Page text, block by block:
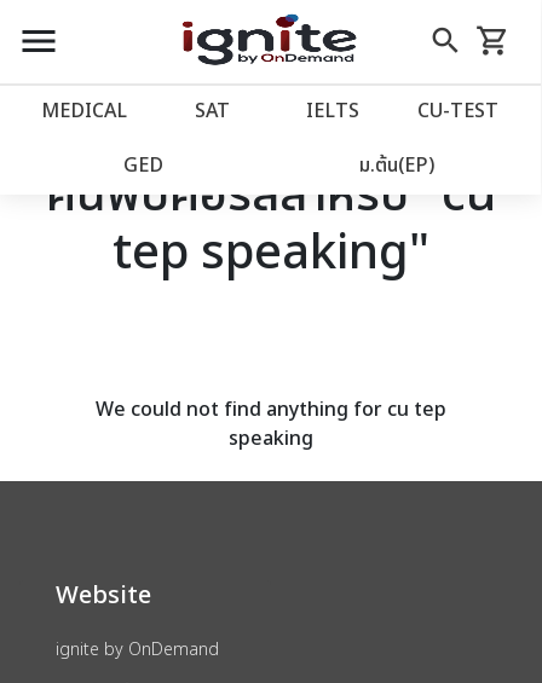
close
account_balance หน้าแรก
เว็บไซต์อิกไนท์
โปรโมชั่น
menu search
Skip
to
shopping_cart
รถเข็น
MEDICAL SAT IELTS CU‑TEST
GED ม.ต้น(EP)
ค้นพบคอร์สสำหรับ "cu
tep speaking"
We could not find anything for cu tep
speaking
Website
ignite by OnDemand